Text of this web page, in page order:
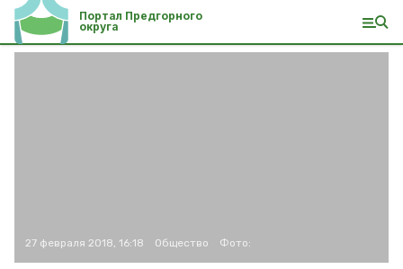
Портал Предгорного
округа
27 февраля 2018, 16:18 Общество Фото: